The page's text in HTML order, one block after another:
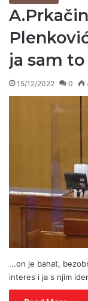
ja sam
15/12/2022 0
...on je bahat,
interes i ja s njim